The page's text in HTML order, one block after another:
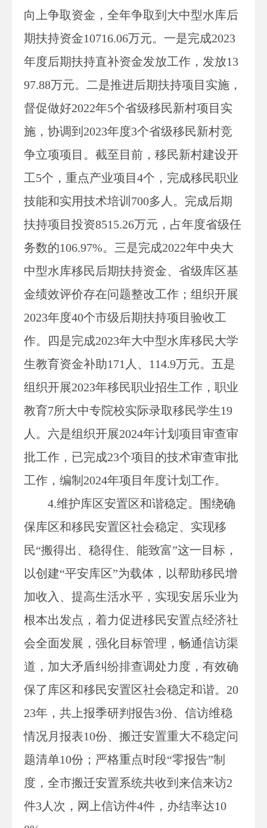
向上争取资金，全年争取到大中型水库后
期扶持资金10716.06万元。一是完成2023
年度后期扶持直补资金发放工作，发放13
97.88万元。二是推进后期扶持项目实施，
督促做好2022年5个省级移民新村项目实
施，协调到2023年度3个省级移民新村竞
争立项项目。截至 目前， 移民新村建设开
工5个，重点产业项目4个，完成移民职业
技能和实用技术培训700多人。完成后期
扶持项目投资8515.26万元，占年度省级任
务数的106.97%。 三是完成2022年中央大
中型水库移民后期扶持资金、省级库区基
金绩效评价存在问题整改工作；组织开展
2023年度40个市级后期扶持项目验收工
作。四是完成2023年大中型水库移民大学
生教育资金补助171人、114.9万元。五是
组织开展2023年移民职业招生工作，职业
教育7所大中专院校实际录取移民学生19
人。六是组织开展2024年计划项目审查审
批工作，已完成23个项目的技术审查审批
工作，编制 2024年项目年度计划工作。
4.维护库区安置区和谐稳定。
围绕确
保库区和移民安置区社会稳定、实现移
民“搬得出、稳得住、能致富”这一目标，
以创建“平安库区”为载体，以帮助移民增
加收入、提高生活水平，实现安居乐业为
根本出发点，着力促进移民安置点经济社
会全面发展，强化目标管理，畅通信访渠
道，加大矛盾纠纷排查调处力度，有效确
保了库区和移民安置区社会稳定和谐。 20
23年，共上报季研判报告3份、 信访维稳
情况月报表10份、 搬迁安置重大不稳定问
题清单10份；严格重点时段“零报告”制
度，全市搬迁安置系统共收到 来信来访2
件3人次， 网上信访件4件，办结率达10